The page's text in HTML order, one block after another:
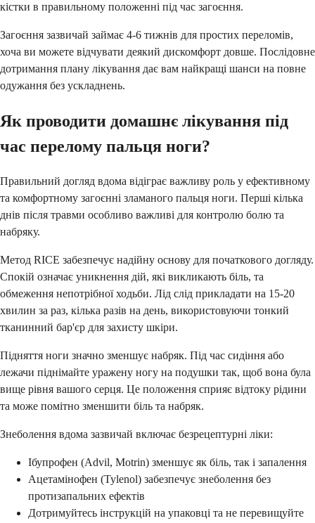
кістки в правильному положенні під час загоєння.
Загоєння зазвичай займає 4-6 тижнів для простих переломів,
хоча ви можете відчувати деякий дискомфорт довше. Послідовне
дотримання плану лікування дає вам найкращі шанси на повне
одужання без ускладнень.
Як проводити домашнє лікування під
час перелому пальця ноги?
Правильний догляд вдома відіграє важливу роль у ефективному
та комфортному загоєнні зламаного пальця ноги. Перші кілька
днів після травми особливо важливі для контролю болю та
набряку.
Метод RICE забезпечує надійну основу для початкового догляду.
Спокій означає уникнення дій, які викликають біль, та
обмеження непотрібної ходьби. Лід слід прикладати на 15-20
хвилин за раз, кілька разів на день, використовуючи тонкий
тканинний бар'єр для захисту шкіри.
Підняття ноги значно зменшує набряк. Під час сидіння або
лежачи піднімайте уражену ногу на подушки так, щоб вона була
вище рівня вашого серця. Це положення сприяє відтоку рідини
та може помітно зменшити біль та набряк.
Знеболення вдома зазвичай включає безрецептурні ліки:
Ібупрофен (Advil, Motrin) зменшує як біль, так і запалення
Ацетамінофен (Tylenol) забезпечує знеболення без
протизапальних ефектів
Дотримуйтесь інструкцій на упаковці та не перевищуйте